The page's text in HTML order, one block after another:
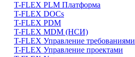
T-FLEX PLM Платформа
T-FLEX DOCs
T-FLEX PDM
T-FLEX MDM (НСИ)
T-FLEX Управление требованиями
T-FLEX Управление проектами